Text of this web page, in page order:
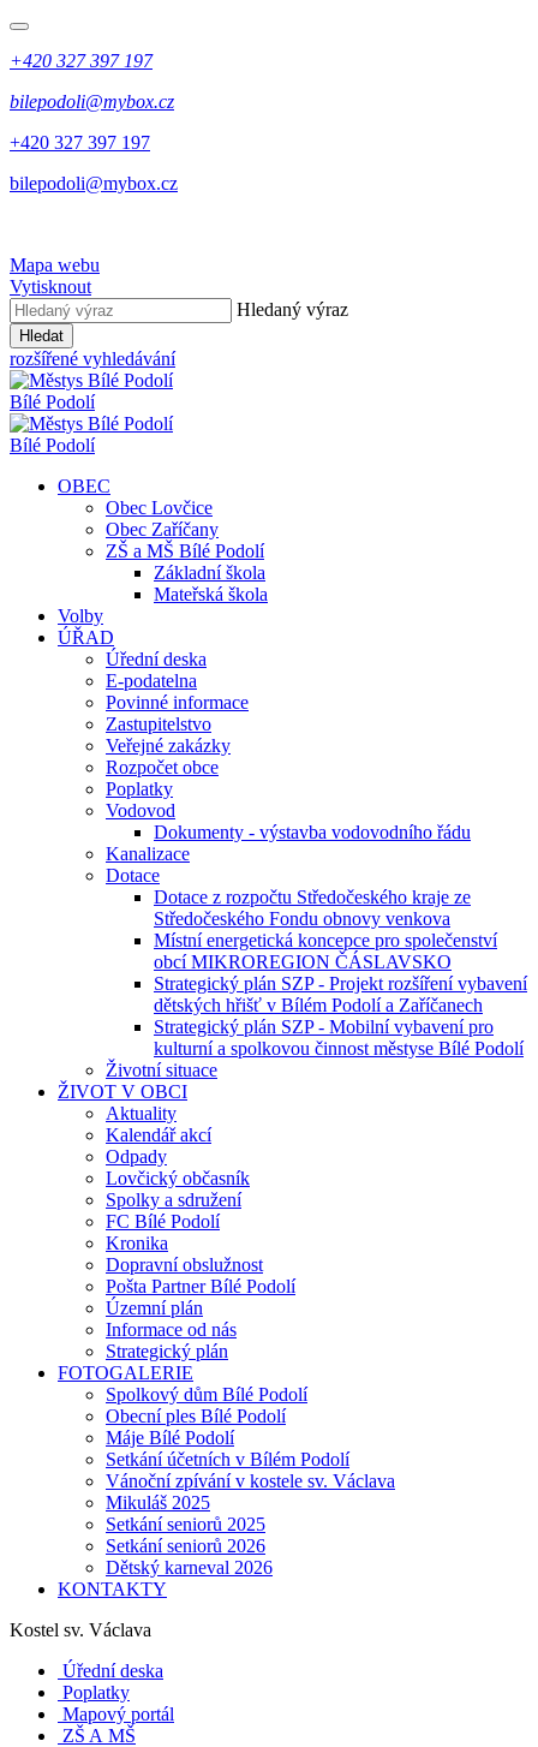
+420 327 397 197
bilepodoli@mybox.cz
+420 327 397 197
bilepodoli@mybox.cz
Mapa webu
Vytisknout
Hledaný výraz
Hledat
rozšířené vyhledávání
Bílé Podolí
Bílé Podolí
OBEC
Obec Lovčice
Obec Zaříčany
ZŠ a MŠ Bílé Podolí
Základní škola
Mateřská škola
Volby
ÚŘAD
Úřední deska
E-podatelna
Povinné informace
Zastupitelstvo
Veřejné zakázky
Rozpočet obce
Poplatky
Vodovod
Dokumenty - výstavba vodovodního řádu
Kanalizace
Dotace
Dotace z rozpočtu Středočeského kraje ze
Středočeského Fondu obnovy venkova
Místní energetická koncepce pro společenství
obcí MIKROREGION ČÁSLAVSKO
Strategický plán SZP - Projekt rozšíření vybavení
dětských hřišť v Bílém Podolí a Zaříčanech
Strategický plán SZP - Mobilní vybavení pro
kulturní a spolkovou činnost městyse Bílé Podolí
Životní situace
ŽIVOT V OBCI
Aktuality
Kalendář akcí
Odpady
Lovčický občasník
Spolky a sdružení
FC Bílé Podolí
Kronika
Dopravní obslužnost
Pošta Partner Bílé Podolí
Územní plán
Informace od nás
Strategický plán
FOTOGALERIE
Spolkový dům Bílé Podolí
Obecní ples Bílé Podolí
Máje Bílé Podolí
Setkání účetních v Bílém Podolí
Vánoční zpívání v kostele sv. Václava
Mikuláš 2025
Setkání seniorů 2025
Setkání seniorů 2026
Dětský karneval 2026
KONTAKTY
Kostel sv. Václava
Úřední deska
Poplatky
Mapový portál
ZŠ A MŠ